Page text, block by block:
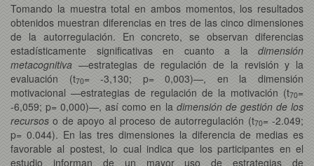
Tomando la muestra total en ambos momentos, los resultados
obtenidos muestran diferencias en tres de las cinco dimensiones
de la autorregulación. En concreto, se observan diferencias
estadísticamente significativas en cuanto a la dimensión
metacognitiva —estrategias de regulación de la revisión y la
evaluación (t70= -3,130; p= 0,003)—, en la dimensión
motivacional —estrategias de regulación de la motivación (t70=
-6,059; p= 0,000)—, así como en la dimensión de gestión de los
recursos o de apoyo al proceso de autorregulación (t70= -2.049;
p= 0.044). En las tres dimensiones la diferencia de medias es
favorable al postest, lo cual indica que los participantes en el
estudio informan de un mayor uso de estrategias de